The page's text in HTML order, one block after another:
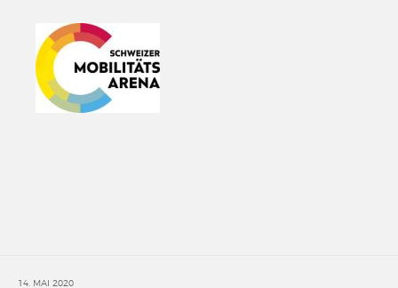
14. MAI 2020